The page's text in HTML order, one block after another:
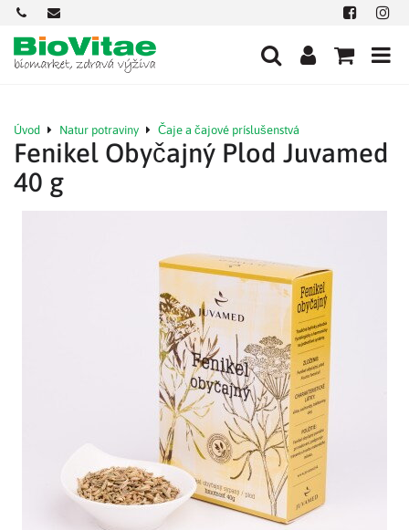
+421
901
712
584
office@biovitae.sk Facebook
Úvod Natur potraviny Čaje a čajové príslušenstvá
Fenikel Obyčajný Plod Juvamed
40 g